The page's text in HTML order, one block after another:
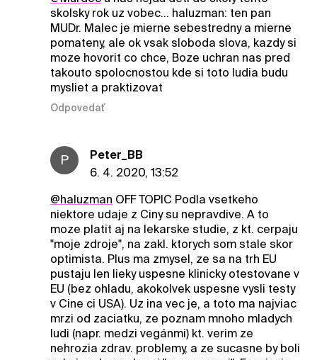
skolsky rok uz vobec... haluzman: ten pan
MUDr. Malec je mierne sebestredny a mierne
pomateny, ale ok vsak sloboda slova, kazdy si
moze hovorit co chce, Boze uchran nas pred
takouto spolocnostou kde si toto ludia budu
mysliet a praktizovat
Odpovedať
P
Peter_BB
6. 4. 2020, 13:52
@haluzman OFF TOPIC Podla vsetkeho
niektore udaje z Ciny su nepravdive. A to
moze platit aj na lekarske studie, z kt. cerpaju
"moje zdroje", na zakl. ktorych som stale skor
optimista. Plus ma zmysel, ze sa na trh EU
pustaju len lieky uspesne klinicky otestovane v
EU (bez ohladu, akokolvek uspesne vysli testy
v Cine ci USA). Uz ina vec je, a toto ma najviac
mrzi od zaciatku, ze poznam mnoho mladych
ludi (napr. medzi vegánmi) kt. verim ze
nehrozia zdrav. problemy, a ze sucasne by boli